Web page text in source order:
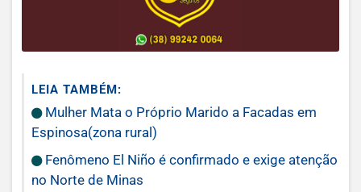
LEIA TAMBÉM:
Mulher Mata o Próprio Marido a Facadas em
Espinosa(zona rural)
Fenômeno El Niño é confirmado e exige atenção
no Norte de Minas